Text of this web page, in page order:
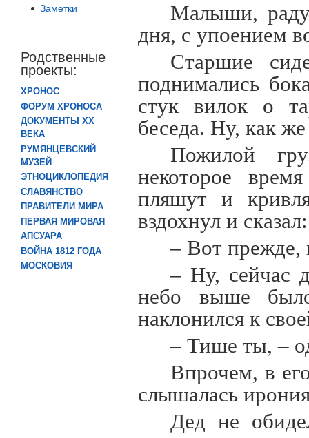
Заметки
Родственные
проекты:
ХРОНОС
ФОРУМ ХРОНОСА
ДОКУМЕНТЫ XX
ВЕКА
РУМЯНЦЕВСКИЙ
МУЗЕЙ
ЭТНОЦИКЛОПЕДИЯ
СЛАВЯНСТВО
ПРАВИТЕЛИ МИРА
ПЕРВАЯ МИРОВАЯ
АПСУАРА
ВОЙНА 1812 ГОДА
МОСКОВИЯ
Малыши,
дня, с упоением
Старшие
поднимались
стук вилок о
беседа. Ну, как же
Пожилой
некоторое
пляшут и
вздохнул и сказал:
– Вот прежде,
– Ну, сейчас
небо выше
наклонился к
– Тише ты, –
Впрочем, в
слышалась
Дед не